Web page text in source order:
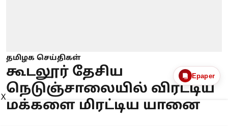
தமிழக செய்திகள்
கூடலூர் தேசிய
நெடுஞ்சாலையில் விரட்டிய
மக்களை மிரட்டிய யானை
Epaper
X